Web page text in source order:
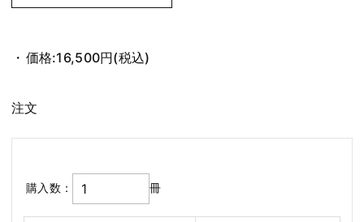
価格:16,500円(税込)
注文
購入数： 冊